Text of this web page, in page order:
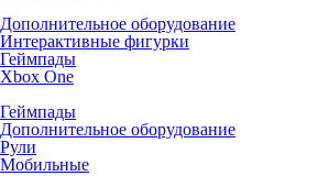
Дополнительное оборудование
Интерактивные фигурки
Геймпады
Xbox One
Геймпады
Дополнительное оборудование
Рули
Мобильные